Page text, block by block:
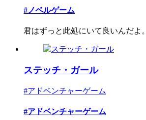
#ノベルゲーム
君はずっと此処にいて良いんだよ。
ステッチ・ガール
#アドベンチャーゲーム
#アドベンチャーゲーム